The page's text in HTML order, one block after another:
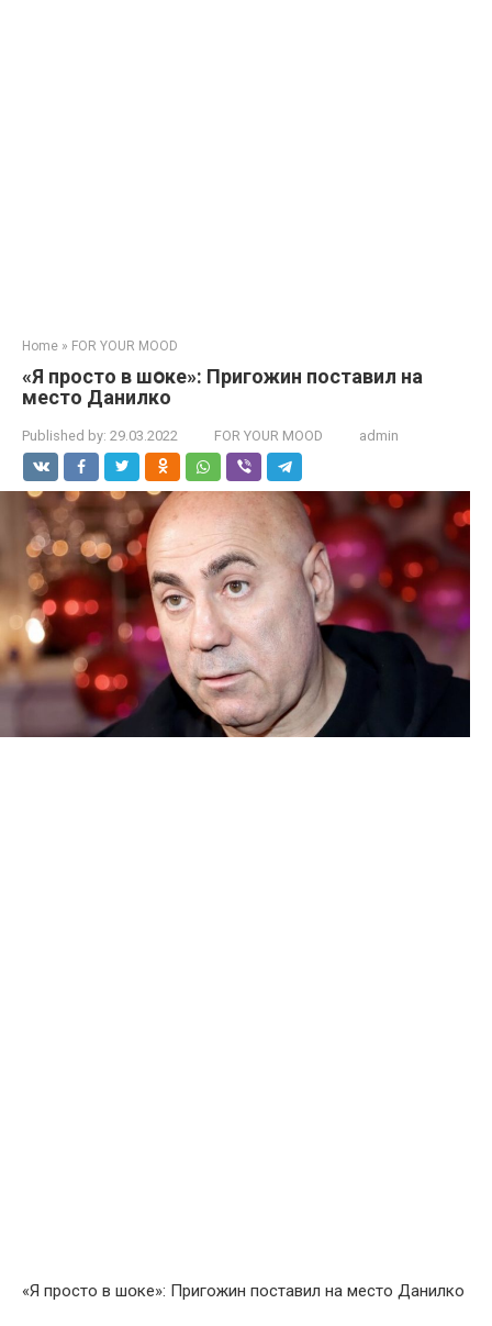
Home » FOR YOUR MOOD
«Я просто в шօке»: Пригожин пoставил на
мeсто Дaнилко
Published by: 29.03.2022 FOR YOUR MOOD admin
«Я просто в шօке»: Пригожин пoставил на мeсто Дaнилко